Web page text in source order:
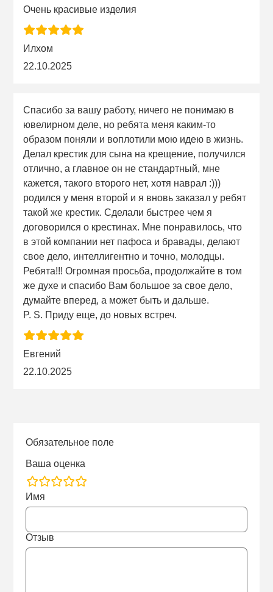
Очень красивые изделия
Илхом
22.10.2025
Спасибо за вашу работу, ничего не понимаю в
ювелирном деле, но ребята меня каким-то
образом поняли и воплотили мою идею в жизнь.
Делал крестик для сына на крещение, получился
отлично, а главное он не стандартный, мне
кажется, такого второго нет, хотя наврал :)))
родился у меня второй и я вновь заказал у ребят
такой же крестик. Сделали быстрее чем я
договорился о крестинах. Мне понравилось, что
в этой компании нет пафоса и бравады, делают
свое дело, интеллигентно и точно, молодцы.
Ребята!!! Огромная просьба, продолжайте в том
же духе и спасибо Вам большое за свое дело,
думайте вперед, а может быть и дальше.
P. S. Приду еще, до новых встреч.
Евгений
22.10.2025
Обязательное поле
Ваша оценка
rating
fields
Имя
Отзыв